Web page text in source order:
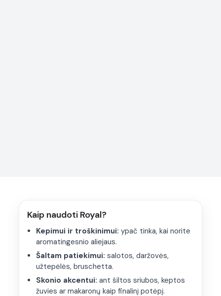
Alyvuogių aliejus (Royal)
šviežiam vartojimui –salotoms, užtepėlėms, jogurtui,
varškei .
Jei norite ryškesnio aromato, naudokite ir kaip
paskutinį akcentąant šilto patiekalo.
Kepimui Skonio akcentui Šviežiam vartojimui
Kaip naudoti Royal?
Kepimui ir troškinimui: ypač tinka, kai norite
aromatingesnio aliejaus.
Šaltam patiekimui: salotos, daržovės,
užtepėlės, bruschetta.
Skonio akcentui: ant šiltos sriubos, keptos
žuvies ar makaronų kaip finalinį potėpį.